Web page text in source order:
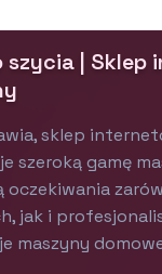
szycia | Sklep
sklep
szeroką gamę
oczekiwania
jak i
maszyny